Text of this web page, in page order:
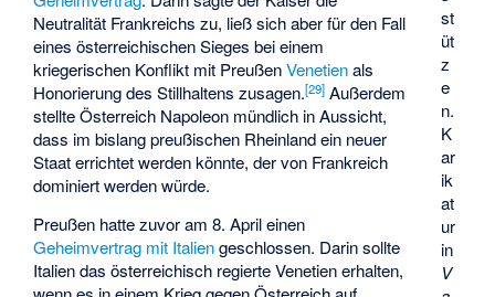
st
üt
z
e
n.
K
ar
ik
at
ur
in
V
Neutralität Frankreichs zu, ließ sich aber für den Fall
eines österreichischen Sieges bei einem
kriegerischen Konflikt mit PreußenVenetienals
Honorierung des Stillhaltens zusagen.[29] Außerdem
stellte Österreich Napoleon mündlich in Aussicht,
dass im bislang preußischen Rheinland ein neuer
Staat errichtet werden könnte, der von Frankreich
dominiert werden würde.
Preußen hatte zuvor am 8. April einen
Geheimvertrag mit Italiengeschlossen. Darin sollte
Italien das österreichisch regierte Venetien erhalten,